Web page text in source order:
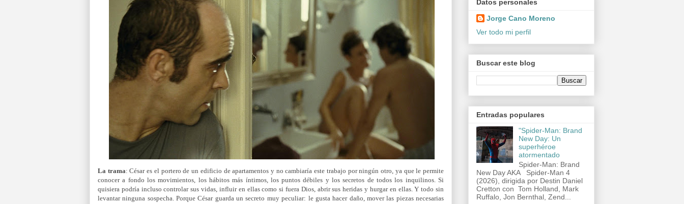
La trama:César es el portero de un edificio de apartamentos y no cambiaría este trabajo por ningún otro, ya que le permite
conocer a fondo los movimientos, los hábitos más íntimos, los puntos débiles y los secretos de todos los inquilinos. Si
quisiera podría incluso controlar sus vidas, influir en ellas como si fuera Dios, abrir sus heridas y hurgar en ellas. Y todo sin
levantar ninguna sospecha. Porque César guarda un secreto muy peculiar: le gusta hacer daño, mover las piezas necesarias
Datos personales
Jorge Cano Moreno
Ver todo mi perfil
Buscar este blog
Entradas populares
"Spider-Man: Brand
New Day: Un
superhéroe
atormentado
Spider-Man: Brand
New Day AKA Spider-Man 4
(2026), dirigida por Destin Daniel
Cretton con Tom Holland, Mark
Ruffalo, Jon Bernthal, Zend...